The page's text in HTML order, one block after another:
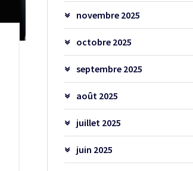
novembre 2025
octobre 2025
septembre 2025
août 2025
juillet 2025
juin 2025